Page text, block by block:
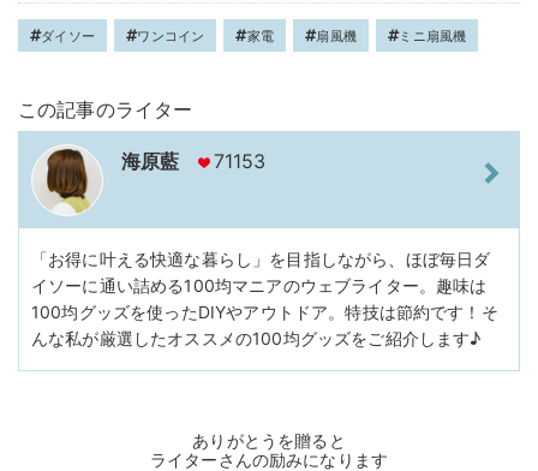
ダイソー ワンコイン 家電 扇風機 ミニ扇風機
この記事のライター
海原藍 71153
「お得に叶える快適な暮らし」を目指しながら、ほぼ毎日ダ
イソーに通い詰める100均マニアのウェブライター。趣味は
100均グッズを使ったDIYやアウトドア。特技は節約です！そ
んな私が厳選したオススメの100均グッズをご紹介します♪
ありがとうを贈ると
ライターさんの励みになります